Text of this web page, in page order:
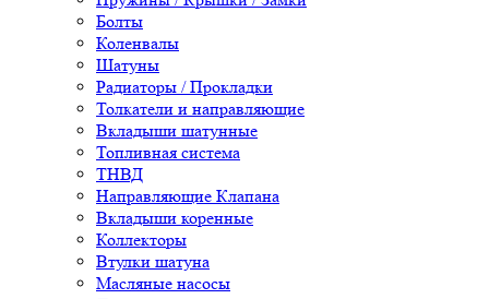
Болты
Коленвалы
Шатуны
Радиаторы / Прокладки
Толкатели и направляющие
Вкладыши шатунные
Топливная система
ТНВД
Направляющие Клапана
Вкладыши коренные
Коллекторы
Втулки шатуна
Масляные насосы